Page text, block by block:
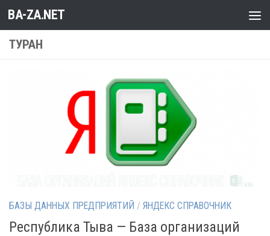
Перейти к содержимому
BA-ZA.NET
ТУРАН
БАЗЫ ДАННЫХ ПРЕДПРИЯТИЙ / ЯНДЕКС СПРАВОЧНИК
Республика Тыва — База организаций